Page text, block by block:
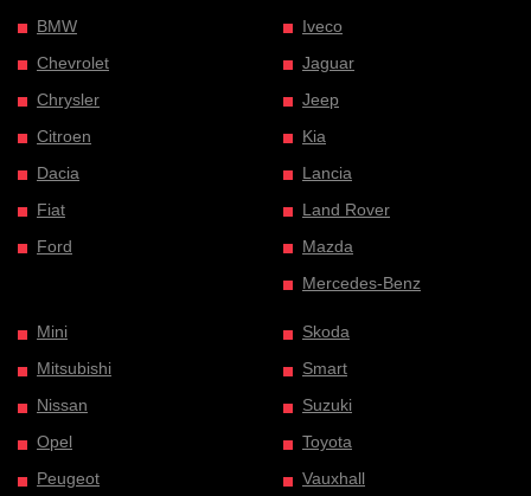
BMW
Chevrolet
Chrysler
Citroen
Dacia
Fiat
Ford
Iveco
Jaguar
Jeep
Kia
Lancia
Land Rover
Mazda
Mercedes-Benz
Mini
Mitsubishi
Nissan
Opel
Peugeot
Skoda
Smart
Suzuki
Toyota
Vauxhall